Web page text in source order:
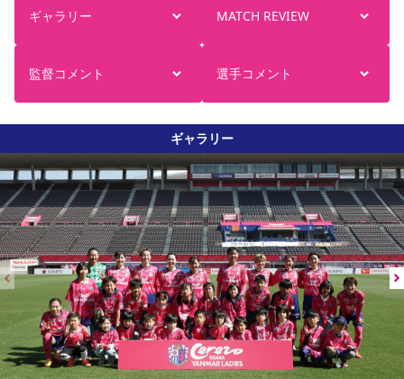
ギャラリー MATCH REVIEW
監督コメント 選手コメント
ギャラリー